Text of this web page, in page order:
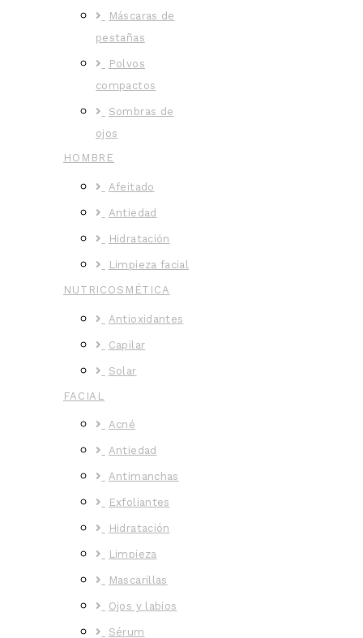
Máscaras de
pestañas
Polvos
compactos
Sombras de
ojos
HOMBRE
Afeitado
Antiedad
Hidratación
Limpieza facial
NUTRICOSMÉTICA
Antioxidantes
Capilar
Solar
FACIAL
Acné
Antiedad
Antimanchas
Exfoliantes
Hidratación
Limpieza
Mascarillas
Ojos y labios
Sérum